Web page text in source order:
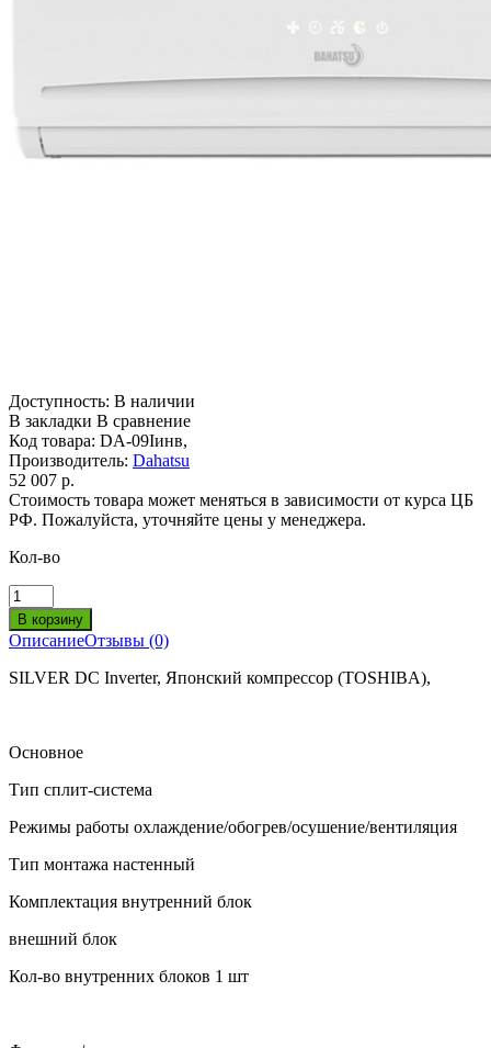
Доступность: В наличии
В закладки В сравнение
Код товара: DA-09Iинв,
Производитель: Dahatsu
52 007 р.
Стоимость товара может меняться в зависимости от курса ЦБ
РФ. Пожалуйста, уточняйте цены у менеджера.
Кол-во
ОписаниеОтзывы (0)
SILVER DC Inverter, Японский компрессор (TOSHIBA),
Основное
Тип сплит-система
Режимы работы охлаждение/обогрев/осушение/вентиляция
Тип монтажа настенный
Комплектация внутренний блок
внешний блок
Кол-во внутренних блоков 1 шт